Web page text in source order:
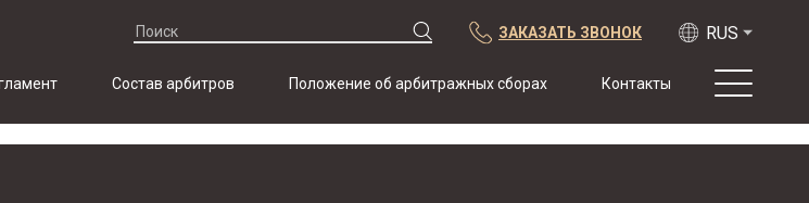
ЗАКАЗАТЬ ЗВОНОК
Состав арбитров Положение об арбитражных сборах Контакты
О нас